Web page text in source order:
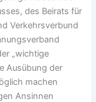
des Beirats für
Verkehrsverbund
„wichtige
Ausübung der
machen
Ansinnen